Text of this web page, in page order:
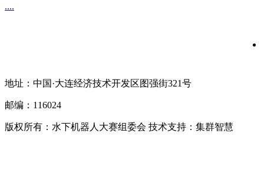
....
地址：中国·大连经济技术开发区图强街321号
邮编：116024
版权所有：水下机器人大赛组委会 技术支持：集群智慧